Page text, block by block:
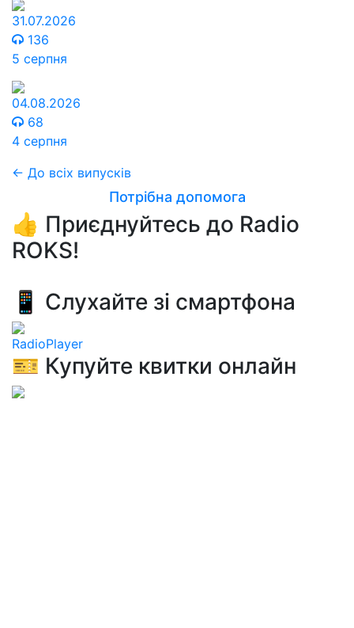
31.07.2026
136
5 серпня
04.08.2026
68
4 серпня
← До всіх випусків
Потрібна допомога
👍 Приєднуйтесь до Radio
ROKS!
📱 Слухайте зі смартфона
RadioPlayer
🎫 Купуйте квитки онлайн